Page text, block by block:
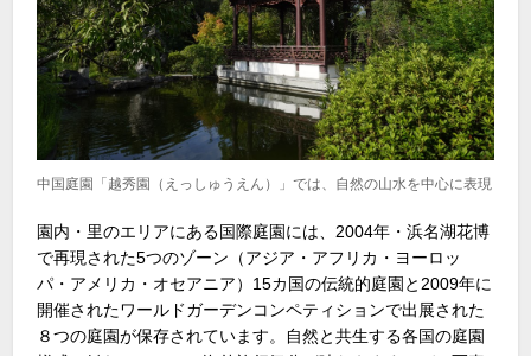
中国庭園「越秀園（えっしゅうえん）」では、自然の山水を中心に表現
園内・里のエリアにある国際庭園には、2004年・浜名湖花博
で再現された5つのゾーン（アジア・アフリカ・ヨーロッ
パ・アメリカ・オセアニア）15カ国の伝統的庭園と2009年に
開催されたワールドガーデンコンペティションで出展された
８つの庭園が保存されています。自然と共生する各国の庭園